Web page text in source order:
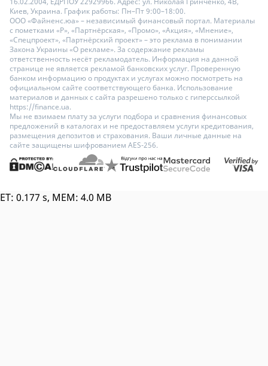
Киев, Украина. График работы: Пн–Пт 9:00–18:00.
ООО «Файненс.юа» – независимый финансовый портал. Материалы
с пометками «Р», «Партнёрская», «Промо», «Акция», «Мнение»,
«Спецпроект», «Партнёрский проект» – это реклама в понимании
Закона Украины «О рекламе». За содержание рекламы
ответственность несёт рекламодатель. Информация на данной
странице не является рекламой банковских услуг. Проверенную
банком информацию о продуктах и услугах можно посмотреть на
официальном сайте соответствующего банка. Использование
материалов и данных с сайта разрешено только с гиперссылкой
https://finance.ua.
Мы не взимаем плату за услуги подбора и сравнения финансовых
предложений в каталогах и не предоставляем услуги кредитования,
размещения депозитов и страхования. Ваши личные данные на
сайте защищены шифрованием AES-256.
ET: 0.177 s, MEM: 4.0 MB